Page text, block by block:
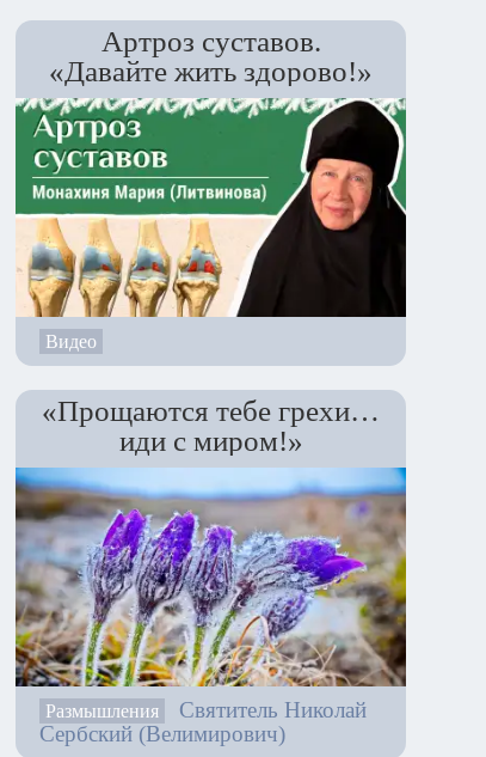
Артроз суставов.
«Давайте жить здорово!»
Видео
«Прощаются тебе грехи…
иди с миром!»
Размышления
Святитель Николай
Сербский (Велимирович)